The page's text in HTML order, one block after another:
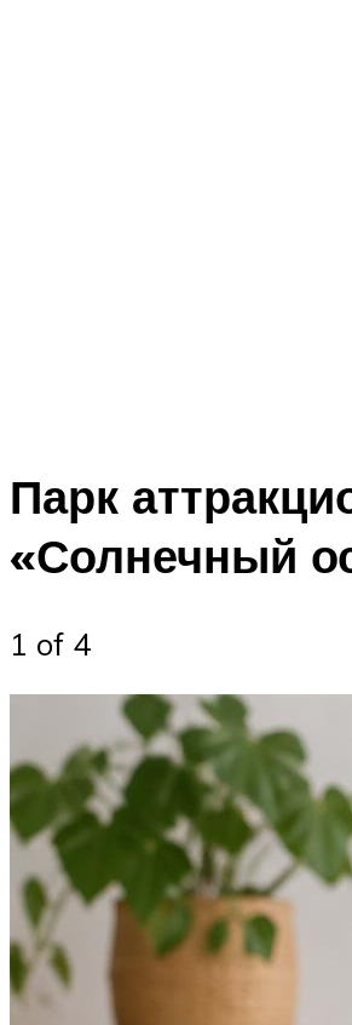
Парк
«Солнечный
1 of 4